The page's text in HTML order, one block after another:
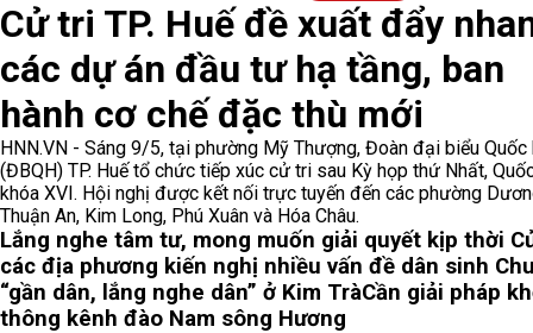
Cử tri TP. Huế đề xuất đẩy
các dự án đầu tư hạ tầng, ban
hành cơ chế đặc thù mới
HNN.VN - Sáng 9/5, tại phường Mỹ Thượng, Đoàn đại biểu Quốc
(ĐBQH) TP. Huế tổ chức tiếp xúc cử tri sau Kỳ họp thứ Nhất,
khóa XVI. Hội nghị được kết nối trực tuyến đến các phường
Thuận An, Kim Long, Phú Xuân và Hóa Châu.
Lắng nghe tâm tư, mong muốn giải quyết kịp thời
các địa phương kiến nghị nhiều vấn đề dân sinh
“gần dân, lắng nghe dân” ở Kim TràCần giải pháp
thông kênh đào Nam sông Hương